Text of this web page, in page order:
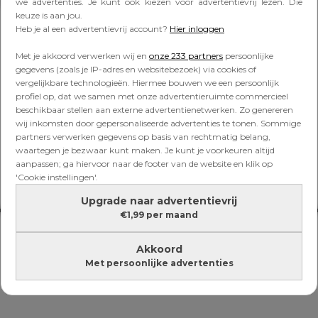
keuze is aan jou.
Heb je al een advertentievrij account? Hier inloggen
Met je akkoord verwerken wij en onze 233 partners persoonlijke
gegevens (zoals je IP-adres en websitebezoek) via cookies of
vergelijkbare technologieën. Hiermee bouwen we een persoonlijk
profiel op, dat we samen met onze advertentieruimte commercieel
beschikbaar stellen aan externe advertentienetwerken. Zo genereren
wij inkomsten door gepersonaliseerde advertenties te tonen. Sommige
partners verwerken gegevens op basis van rechtmatig belang,
waartegen je bezwaar kunt maken. Je kunt je voorkeuren altijd
aanpassen; ga hiervoor naar de footer van de website en klik op
'Cookie instellingen'.
Upgrade naar advertentievrij
€1,99 per maand
Akkoord
Met persoonlijke advertenties